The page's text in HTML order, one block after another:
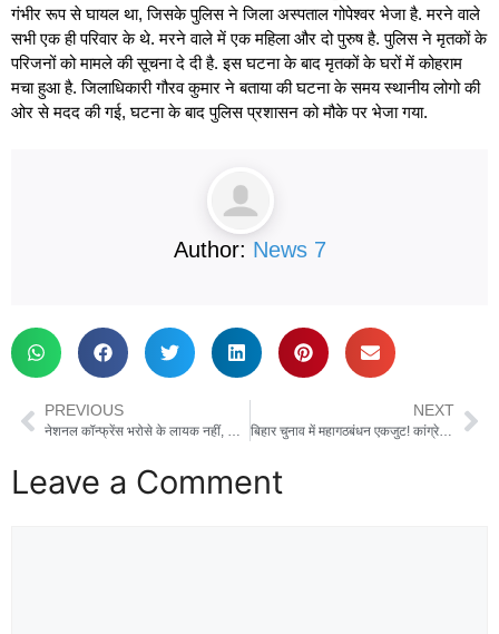
गंभीर रूप से घायल था, जिसके पुलिस ने जिला अस्पताल गोपेश्वर भेजा है. मरने वाले
सभी एक ही परिवार के थे. मरने वाले में एक महिला और दो पुरुष है. पुलिस ने मृतकों के
परिजनों को मामले की सूचना दे दी है. इस घटना के बाद मृतकों के घरों में कोहराम
मचा हुआ है. जिलाधिकारी गौरव कुमार ने बताया की घटना के समय स्थानीय लोगो की
ओर से मदद की गई, घटना के बाद पुलिस प्रशासन को मौके पर भेजा गया.
Author: News 7
PREVIOUS
नेशनल कॉन्फ्रेंस भरोसे के लायक नहीं, फिर भी PDP राज्यसभा चुनाव में करेगी समर्थन : महबूबा
NEXT
बिहार चुनाव में महागठबंधन एकजुट! कांग्रेस ने पूछा- NDA कब करेगा CM चेहरे का ऐलान
Leave a Comment